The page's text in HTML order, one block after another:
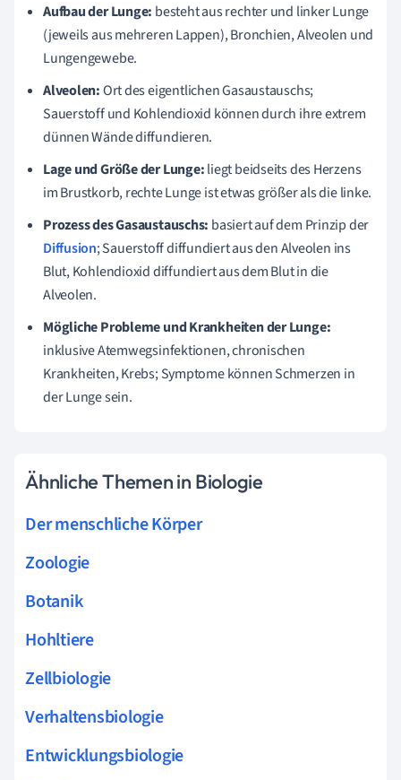
Aufbau der Lunge: besteht aus rechter und linker Lunge
(jeweils aus mehreren Lappen), Bronchien, Alveolen und
Lungengewebe.
Alveolen:Ort des eigentlichen Gasaustauschs;
Sauerstoff und Kohlendioxid können durch ihre extrem
dünnen Wände diffundieren.
Lage und Größe der Lunge:liegt beidseits des Herzens
im Brustkorb, rechte Lunge ist etwas größer als die linke.
Prozess des Gasaustauschs: basiert auf dem Prinzip der
Diffusion; Sauerstoff diffundiert aus den Alveolen ins
Blut, Kohlendioxid diffundiert aus dem Blut in die
Alveolen.
Mögliche Probleme und Krankheiten der Lunge:
inklusive Atemwegsinfektionen, chronischen
Krankheiten, Krebs; Symptome können Schmerzen in
der Lunge sein.
Ähnliche Themen in Biologie
Der menschliche Körper
Zoologie
Botanik
Hohltiere
Zellbiologie
Verhaltensbiologie
Entwicklungsbiologie